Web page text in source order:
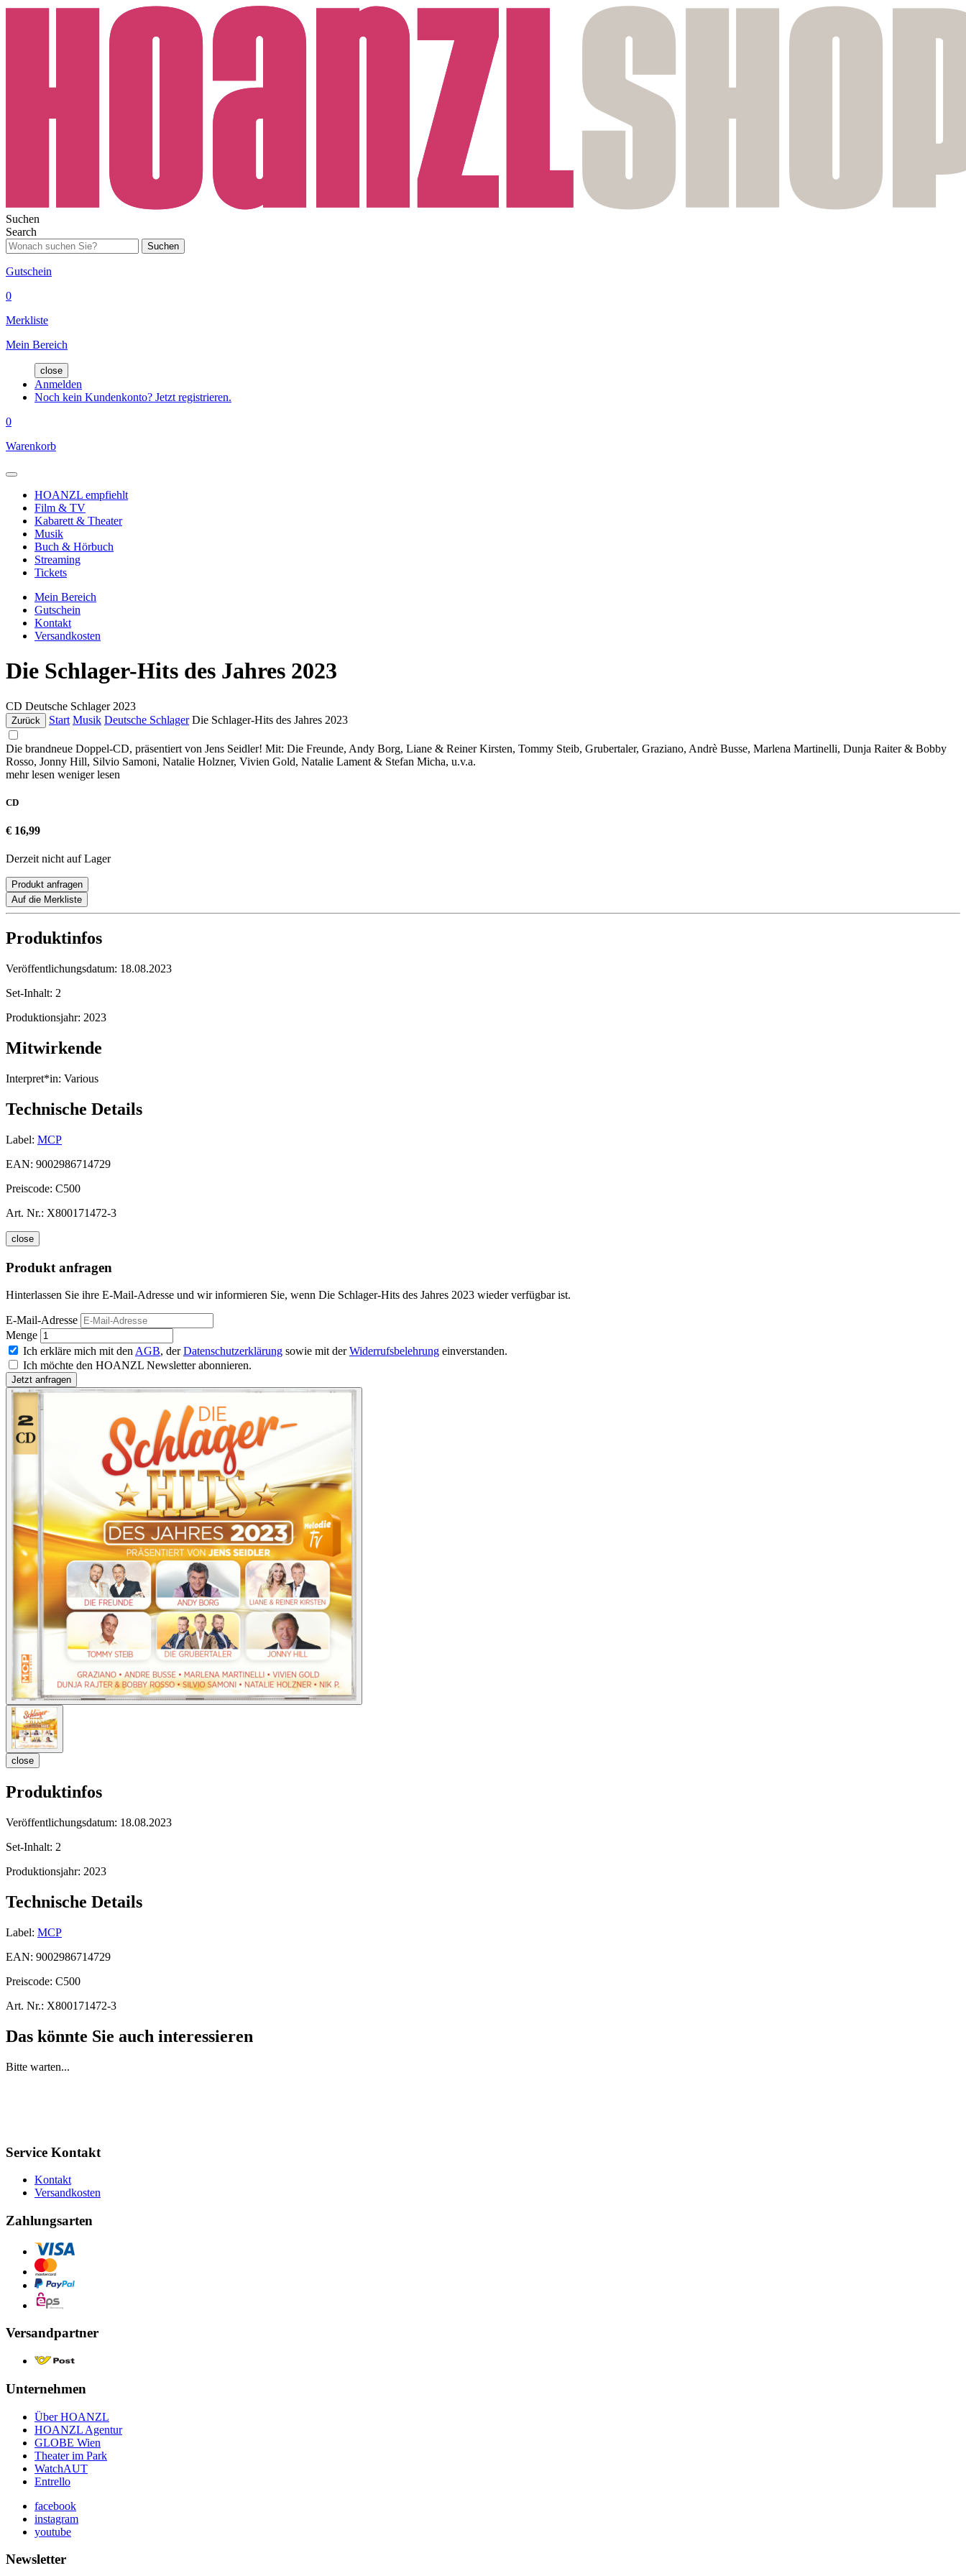
Suchen
Search
Suchen
Gutschein
0
Merkliste
Mein Bereich
close
Anmelden
Noch kein Kundenkonto? Jetzt registrieren.
0
Warenkorb
HOANZL empfiehlt
Film & TV
Kabarett & Theater
Musik
Buch & Hörbuch
Streaming
Tickets
Mein Bereich
Gutschein
Kontakt
Versandkosten
Die Schlager-Hits des Jahres 2023
CD Deutsche Schlager 2023
Zurück Start Musik Deutsche Schlager Die Schlager-Hits des Jahres 2023
Die brandneue Doppel-CD, präsentiert von Jens Seidler! Mit: Die Freunde, Andy Borg, Liane & Reiner Kirsten, Tommy Steib, Grubertaler, Graziano, Andrè Busse, Marlena Martinelli, Dunja Raiter & Bobby
Rosso, Jonny Hill, Silvio Samoni, Natalie Holzner, Vivien Gold, Natalie Lament & Stefan Micha, u.v.a.
mehr lesen weniger lesen
CD
€ 16,99
Derzeit nicht auf Lager
Produkt anfragen
Auf die Merkliste
Produktinfos
Veröffentlichungsdatum: 18.08.2023
Set-Inhalt: 2
Produktionsjahr: 2023
Mitwirkende
Interpret*in: Various
Technische Details
Label: MCP
EAN: 9002986714729
Preiscode: C500
Art. Nr.: X800171472-3
close
Produkt anfragen
Hinterlassen Sie ihre E-Mail-Adresse und wir informieren Sie, wenn Die Schlager-Hits des Jahres 2023 wieder verfügbar ist.
E-Mail-Adresse
Menge
Ich erkläre mich mit den AGB, derDatenschutzerklärung sowie mit derWiderrufsbelehrung einverstanden.
Ich möchte den HOANZL Newsletter abonnieren.
close
Produktinfos
Veröffentlichungsdatum: 18.08.2023
Set-Inhalt: 2
Produktionsjahr: 2023
Technische Details
Label: MCP
EAN: 9002986714729
Preiscode: C500
Art. Nr.: X800171472-3
Das könnte Sie auch interessieren
Bitte warten...
Service Kontakt
Kontakt
Versandkosten
Zahlungsarten
Versandpartner
Unternehmen
Über HOANZL
HOANZL Agentur
GLOBE Wien
Theater im Park
WatchAUT
Entrello
facebook
instagram
youtube
Newsletter